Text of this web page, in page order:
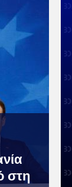
στη